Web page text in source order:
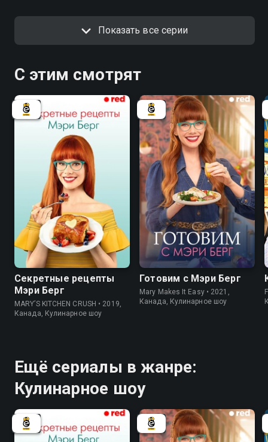
Показать все серии
С этим смотрят
6.1
Секретные рецепты
Мэри Берг
MARY’S KITCHEN CRUSH • 2019,
Канада, Кулинарное шоу
7.8 7.0
Готовим с Мэри Берг
Mary Makes It Easy • 2021,
Канада, Кулинарное шоу
Ещё сериалы в жанре:
Кулинарное шоу